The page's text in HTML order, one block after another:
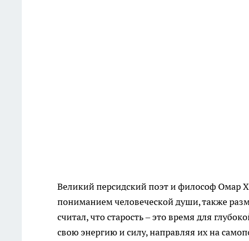
Великий персидский поэт и философ Омар
пониманием человеческой души, также
считал, что старость – это время для
свою энергию и силу, направляя их на